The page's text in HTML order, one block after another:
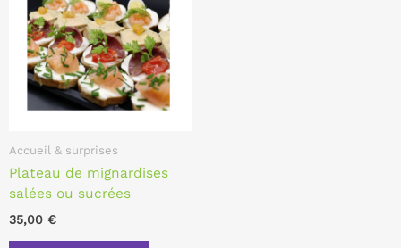
Accueil & surprises
Plateau de mignardises
salées ou sucrées
35,00 €